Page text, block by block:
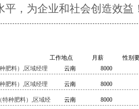
平，为企业和社会创造效益
工作地点 月薪
性别
肥料）,区域经理
云南 8000
肥料）,区域经理 云南 8000
特种肥料）,区域经
云南 8000